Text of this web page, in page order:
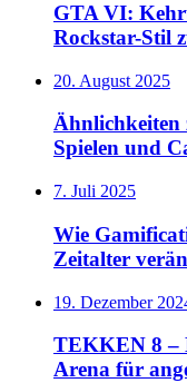
GTA VI:
Rockstar-Stil
20. August 2025
Ähnlichkeiten
Spielen und
7. Juli 2025
Wie
Zeitalter
19. Dezember
TEKKEN 8 –
Arena für